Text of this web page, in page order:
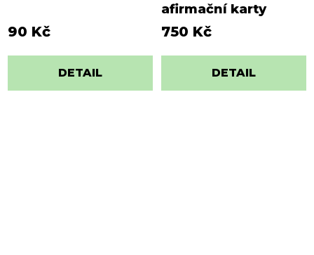
90 Kč
DETAIL
afirmační karty
750 Kč
DETAIL